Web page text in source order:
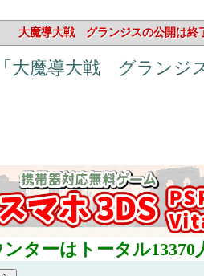
大魔導大戦 グランジスの公開は終
大魔導大戦 グランジ
ターはトータル13370